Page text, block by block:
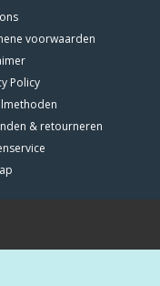
voorwaarden
Policy
& retourneren